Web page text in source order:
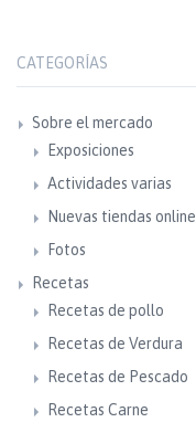
CATEGORÍAS
Sobre el mercado
Exposiciones
Actividades varias
Nuevas tiendas online
Fotos
Recetas
Recetas de pollo
Recetas de Verdura
Recetas de Pescado
Recetas Carne